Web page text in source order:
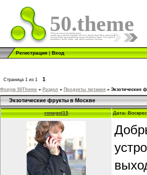
50.theme
Регистрация|Вход
Страница 1 из 1 1
Форум 50Theme » Раздел » Продукты питания » Экзотические
Экзотические фрукты в Москве
ronegol15 Дата: